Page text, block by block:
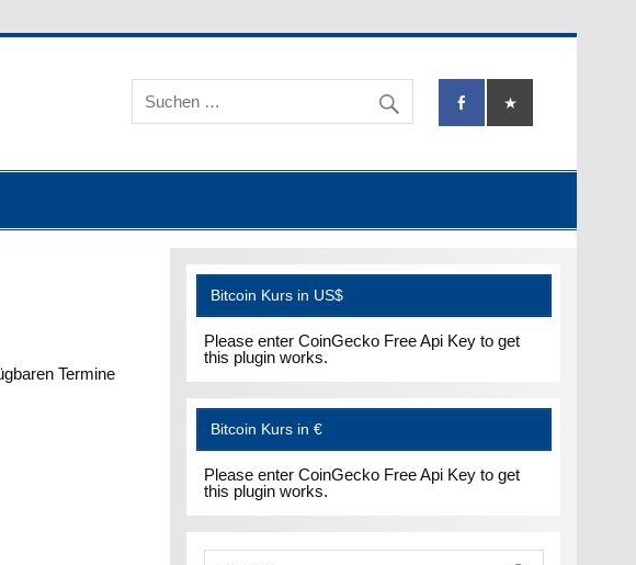
Termine
Bitcoin Kurs in US$
Please enter CoinGecko Free Api Key to get
this plugin works.
Bitcoin Kurs in €
Please enter CoinGecko Free Api Key to get
this plugin works.